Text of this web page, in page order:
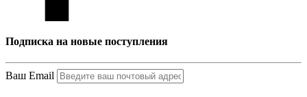
Подписка на новые поступления
Ваш Email